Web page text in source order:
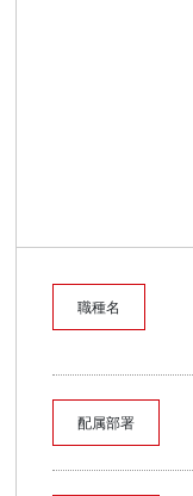
職種名
配属部署